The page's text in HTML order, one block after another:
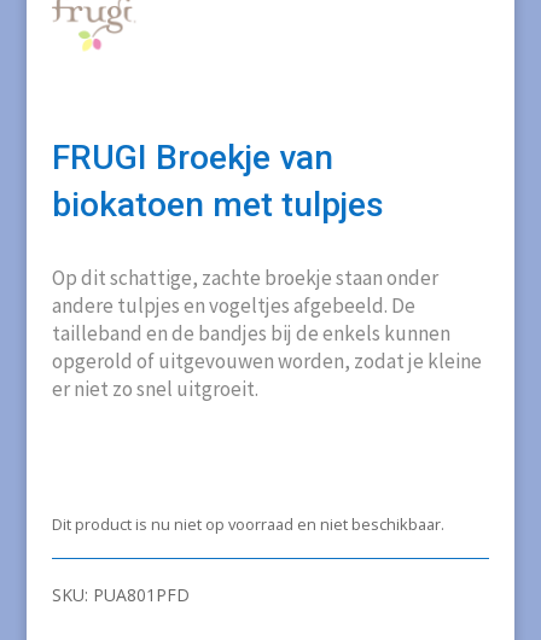
FRUGI Broekje van
biokatoen met tulpjes
Op dit schattige, zachte broekje staan onder
andere tulpjes en vogeltjes afgebeeld. De
tailleband en de bandjes bij de enkels kunnen
opgerold of uitgevouwen worden, zodat je kleine
er niet zo snel uitgroeit.
Dit product is nu niet op voorraad en niet beschikbaar.
SKU: PUA801PFD